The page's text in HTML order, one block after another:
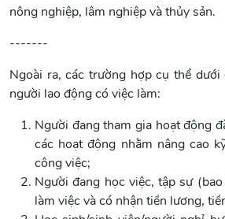
nông nghiệp, lâm nghiệp và thủy sản.
-------
Ngoài ra, các trường hợp cụ thể
người lao động có việc làm:
Người đang tham gia hoạt động
các hoạt động nhằm nâng cao
công việc;
Người đang học việc, tập sự
làm việc và có nhận tiền lương,